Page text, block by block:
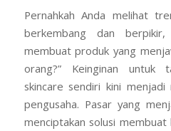
Pernahkah Anda melihat
berkembang dan berpikir,
membuat produk yang
orang?” Keinginan
skincare sendiri kini
pengusaha. Pasar yang
menciptakan solusi